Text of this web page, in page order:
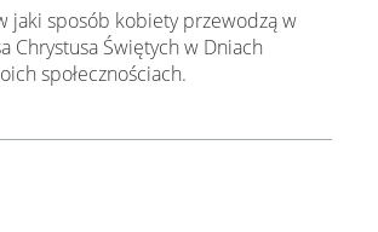
jaki sposób kobiety przewodzą w
Chrystusa Świętych w Dniach
społecznościach.